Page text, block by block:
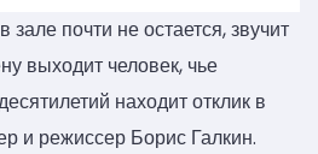
почти не остается, звучит
выходит человек, чье
находит отклик в
и режиссер Борис Галкин.